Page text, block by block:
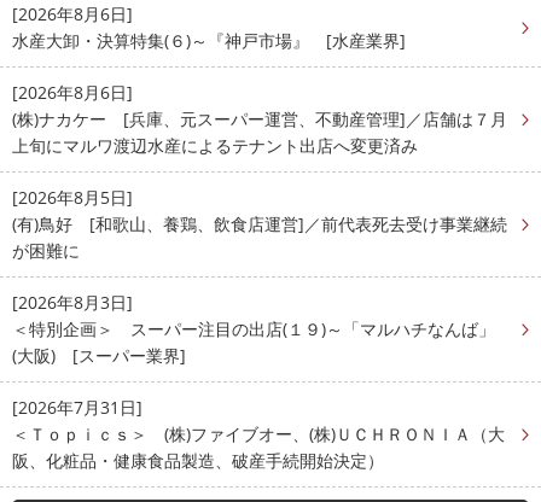
[2026年8月6日]
水産大卸・決算特集(６)～『神戸市場』 [水産業界]
[2026年8月6日]
(株)ナカケー [兵庫、元スーパー運営、不動産管理]／店舗は７月
上旬にマルワ渡辺水産によるテナント出店へ変更済み
[2026年8月5日]
(有)鳥好 [和歌山、養鶏、飲食店運営]／前代表死去受け事業継続
が困難に
[2026年8月3日]
＜特別企画＞ スーパー注目の出店(１９)～「マルハチなんば」
(大阪) [スーパー業界]
[2026年7月31日]
＜Ｔｏｐｉｃｓ＞ (株)ファイブオー、(株)ＵＣＨＲＯＮＩＡ（大
阪、化粧品・健康食品製造、破産手続開始決定）